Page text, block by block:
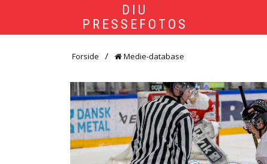
DIU
PRESSEFOTOS
Forside Medie-database